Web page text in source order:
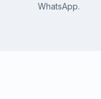
WhatsApp.